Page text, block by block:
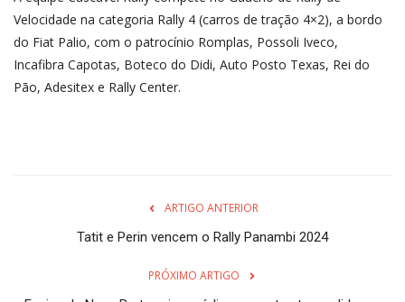
Velocidade na categoria Rally 4 (carros de tração 4×2), a bordo
do Fiat Palio, com o patrocínio Romplas, Possoli Iveco,
Incafibra Capotas, Boteco do Didi, Auto Posto Texas, Rei do
Pão, Adesitex e Rally Center.
ARTIGO ANTERIOR
Tatit e Perin vencem o Rally Panambi 2024
PRÓXIMO ARTIGO